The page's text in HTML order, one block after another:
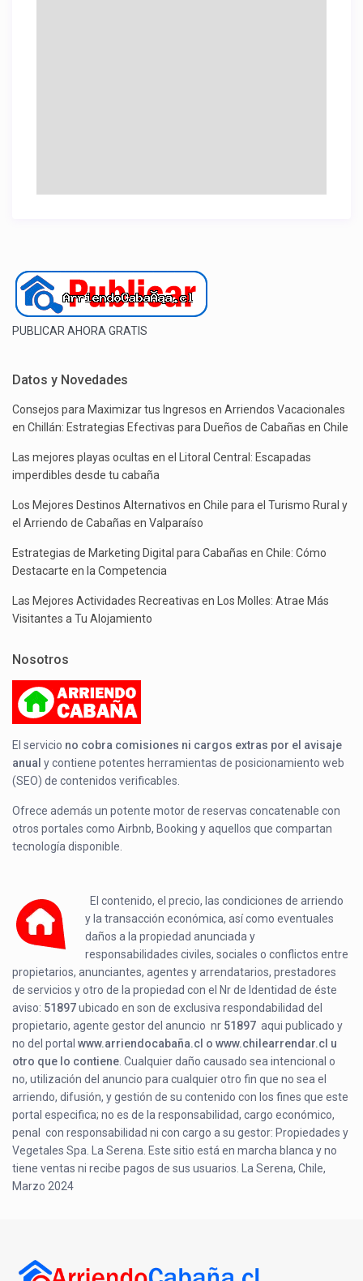
PUBLICAR AHORA GRATIS
Datos y Novedades
Consejos para Maximizar tus Ingresos en Arriendos Vacacionales
en Chillán: Estrategias Efectivas para Dueños de Cabañas en Chile
Las mejores playas ocultas en el Litoral Central: Escapadas
imperdibles desde tu cabaña
Los Mejores Destinos Alternativos en Chile para el Turismo Rural y
el Arriendo de Cabañas en Valparaíso
Estrategias de Marketing Digital para Cabañas en Chile: Cómo
Destacarte en la Competencia
Las Mejores Actividades Recreativas en Los Molles: Atrae Más
Visitantes a Tu Alojamiento
Nosotros
El servicio no cobra comisiones ni cargos extras por el avisaje
anual y contiene potentes herramientas de posicionamiento web
(SEO) de contenidos verificables.
Ofrece además un potente motor de reservas concatenable con
otros portales como Airbnb, Booking y aquellos que compartan
tecnología disponible.
El contenido, el precio, las condiciones de arriendo
y la transacción económica, así como eventuales
daños a la propiedad anunciada y
responsabilidades civiles, sociales o conflictos entre
propietarios, anunciantes, agentes y arrendatarios, prestadores
de servicios y otro de la propiedad con el Nr de Identidad de éste
aviso: 51897ubicado enson de exclusiva respondabilidad del
propietario, agente gestor del anuncio nr 51897 aqui publicado y
no del portalwww.arriendocabaña.cl o www.chilearrendar.cl u
otro que lo contiene . Cualquier daño causado sea intencional o
no, utilización del anuncio para cualquier otro fin que no sea el
arriendo, difusión, y gestión de su contenido con los fines que este
portal especifica; no es de la responsabilidad, cargo económico,
penal con responsabilidad ni con cargo a su gestor: Propiedades y
Vegetales Spa. La Serena. Este sitio está en marcha blanca y no
tiene ventas ni recibe pagos de sus usuarios. La Serena, Chile,
Marzo 2024